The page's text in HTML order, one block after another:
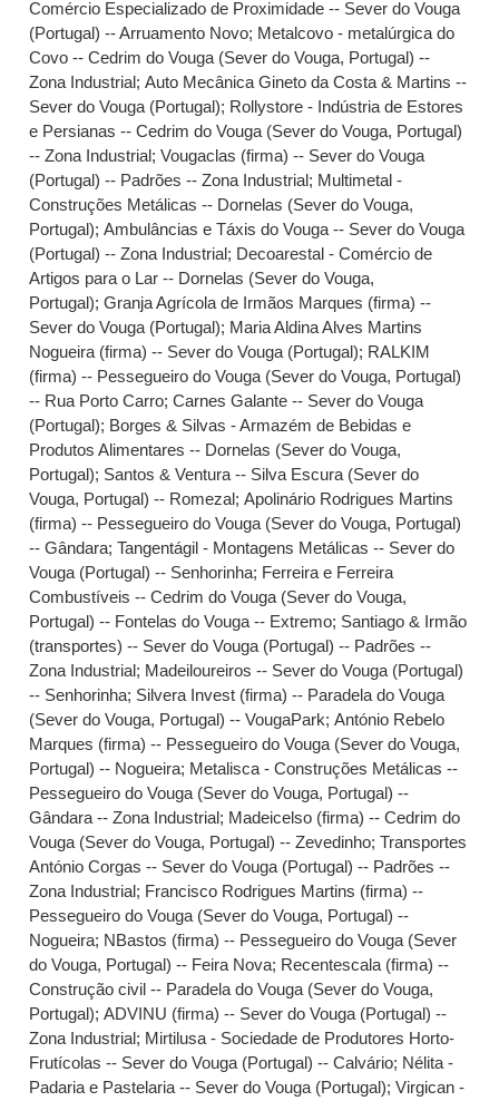
Comércio Especializado de Proximidade -- Sever do Vouga
(Portugal) -- Arruamento Novo; Metalcovo - metalúrgica do
Covo -- Cedrim do Vouga (Sever do Vouga, Portugal) --
Zona Industrial;Auto Mecânica Gineto da Costa & Martins --
Sever do Vouga (Portugal); Rollystore - Indústria de Estores
e Persianas -- Cedrim do Vouga (Sever do Vouga, Portugal)
-- Zona Industrial;Vougaclas (firma) -- Sever do Vouga
(Portugal) -- Padrões -- Zona Industrial; Multimetal -
Construções Metálicas -- Dornelas (Sever do Vouga,
Portugal);Ambulâncias e Táxis do Vouga -- Sever do Vouga
(Portugal) -- Zona Industrial; Decoarestal - Comércio de
Artigos para o Lar -- Dornelas (Sever do Vouga,
Portugal);Granja Agrícola de Irmãos Marques (firma) --
Sever do Vouga (Portugal); Maria Aldina Alves Martins
Nogueira (firma) -- Sever do Vouga (Portugal); RALKIM
(firma) -- Pessegueiro do Vouga (Sever do Vouga, Portugal)
-- Rua Porto Carro;Carnes Galante -- Sever do Vouga
(Portugal); Borges & Silvas - Armazém de Bebidas e
Produtos Alimentares -- Dornelas (Sever do Vouga,
Portugal); Santos & Ventura -- Silva Escura (Sever do
Vouga, Portugal) -- Romezal;Apolinário Rodrigues Martins
(firma) -- Pessegueiro do Vouga (Sever do Vouga, Portugal)
-- Gândara;Tangentágil - Montagens Metálicas -- Sever do
Vouga (Portugal) -- Senhorinha; Ferreira e Ferreira
Combustíveis -- Cedrim do Vouga (Sever do Vouga,
Portugal) -- Fontelas do Vouga -- Extremo; Santiago & Irmão
(transportes) -- Sever do Vouga (Portugal) -- Padrões --
Zona Industrial; Madeiloureiros -- Sever do Vouga (Portugal)
-- Senhorinha; Silvera Invest (firma) -- Paradela do Vouga
(Sever do Vouga, Portugal) -- VougaPark;António Rebelo
Marques (firma) -- Pessegueiro do Vouga (Sever do Vouga,
Portugal) -- Nogueira; Metalisca - Construções Metálicas --
Pessegueiro do Vouga (Sever do Vouga, Portugal) --
Gândara -- Zona Industrial; Madeicelso (firma) -- Cedrim do
Vouga (Sever do Vouga, Portugal) -- Zevedinho;Transportes
António Corgas -- Sever do Vouga (Portugal) -- Padrões --
Zona Industrial; Francisco Rodrigues Martins (firma) --
Pessegueiro do Vouga (Sever do Vouga, Portugal) --
Nogueira; NBastos (firma) -- Pessegueiro do Vouga (Sever
do Vouga, Portugal) -- Feira Nova; Recentescala (firma) --
Construção civil -- Paradela do Vouga (Sever do Vouga,
Portugal);ADVINU (firma) -- Sever do Vouga (Portugal) --
Zona Industrial; Mirtilusa - Sociedade de Produtores Horto-
Frutícolas -- Sever do Vouga (Portugal) -- Calvário; Nélita -
Padaria e Pastelaria -- Sever do Vouga (Portugal);Virgican -